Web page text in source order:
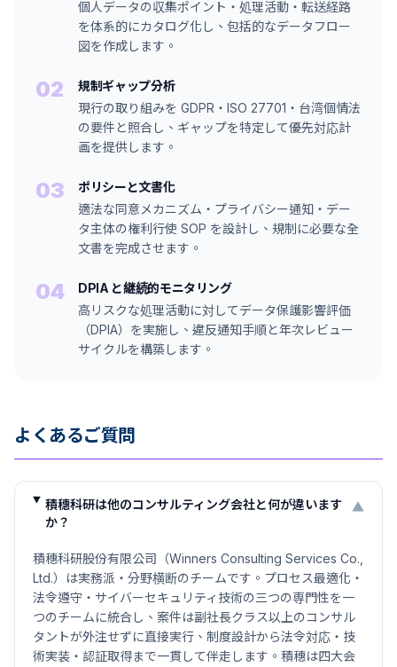
個人データの収集ポイント・処理活動・転送経路
を体系的にカタログ化し、包括的なデータフロー
図を作成します。
02
規制ギャップ分析
現行の取り組みを GDPR・ISO 27701・台湾個情法
の要件と照合し、ギャップを特定して優先対応計
画を提供します。
03
ポリシーと文書化
適法な同意メカニズム・プライバシー通知・デー
タ主体の権利行使 SOP を設計し、規制に必要な全
文書を完成させます。
04
DPIA と継続的モニタリング
高リスクな処理活動に対してデータ保護影響評価
（DPIA）を実施し、違反通知手順と年次レビュー
サイクルを構築します。
よくあるご質問
積穗科研は他のコンサルティング会社と何が違います
か？
▼
積穗科研股份有限公司（Winners Consulting Services Co.,
Ltd.）は実務派・分野横断のチームです。プロセス最適化・
法令遵守・サイバーセキュリティ技術の三つの専門性を一
つのチームに統合し、案件は副社長クラス以上のコンサル
タントが外注せずに直接実行、制度設計から法令対応・技
術実装・認証取得まで一貫して伴走します。積穗は四大会